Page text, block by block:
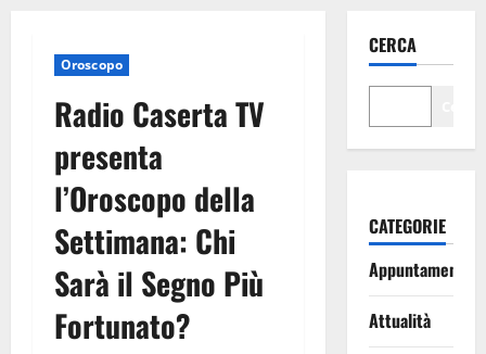
Oroscopo
Radio Caserta TV
presenta
l’Oroscopo della
Settimana: Chi
Sarà il Segno Più
Fortunato?
CERCA
CATEGORIE
Appuntamenti
Attualità